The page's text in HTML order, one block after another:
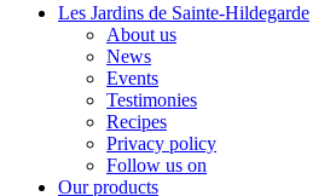
Les Jardins de Sainte-Hildegarde
About us
News
Events
Testimonies
Recipes
Privacy policy
Follow us on
Our products